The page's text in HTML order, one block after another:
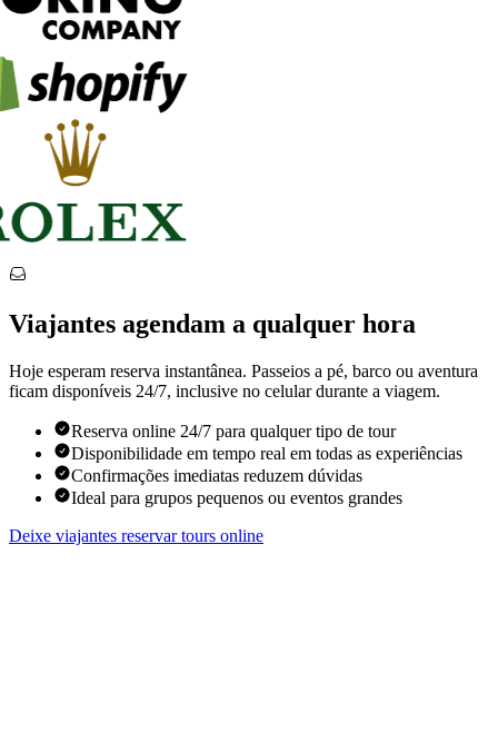
Viajantes agendam a qualquer hora
Hoje esperam reserva instantânea. Passeios a pé, barco ou aventura
ficam disponíveis 24/7, inclusive no celular durante a viagem.
Reserva online 24/7 para qualquer tipo de tour
Disponibilidade em tempo real em todas as experiências
Confirmações imediatas reduzem dúvidas
Ideal para grupos pequenos ou eventos grandes
Deixe viajantes reservar tours online